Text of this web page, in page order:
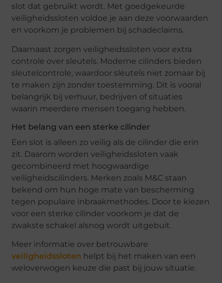
slot dat gebruikt wordt. Met goedgekeurde
veiligheidssloten voldoe je aan deze voorwaarden
en voorkom je problemen bij schadeclaims.
Daarnaast zorgen veiligheidssloten voor extra
controle over sleutels. Moderne cilinders bieden
sleutelcontrole, waardoor sleutels niet zomaar bij
te maken zijn zonder toestemming. Dit is vooral
belangrijk bij verhuur, bedrijven of situaties
waarin meerdere mensen toegang hebben.
Het belang van een sterke cilinder
Een slot is alleen zo veilig als de cilinder die erin
zit. Daarom worden veiligheidssloten vaak
gecombineerd met hoogwaardige
veiligheidscilinders. Merken zoals M&C staan
bekend om hun hoge mate van bescherming
tegen populaire inbraakmethodes. Door te kiezen
voor een sterke cilinder voorkom je dat de
zwakste schakel alsnog wordt uitgebuit.
Meer informatie over betrouwbare
veiligheidssloten helpt bij het maken van een
weloverwogen keuze die past bij jouw situatie.